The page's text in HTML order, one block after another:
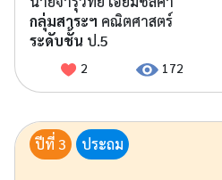
กลุ่มสาระฯ คณิตศาสตร์
ระดับชั้น ป.5
2 172
ปีที่ 3 ประถม